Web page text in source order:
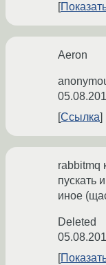
Aeron
Ссылка
rabbitmq
пускать
иное
Deleted